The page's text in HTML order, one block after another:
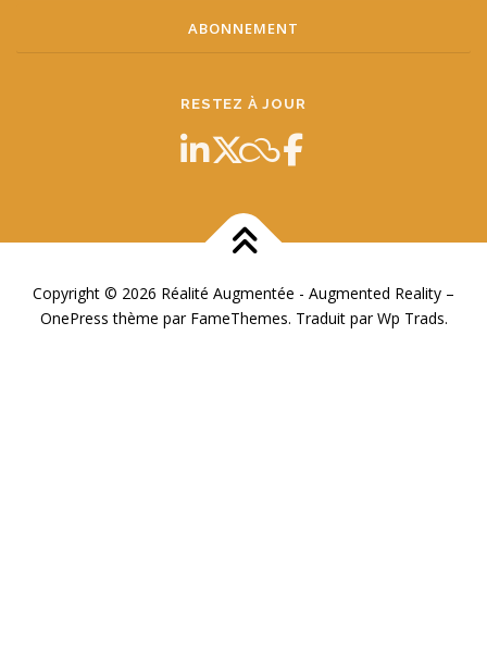
RESTEZ À JOUR
Copyright © 2026 Réalité Augmentée - Augmented Reality –
OnePress thème par FameThemes. Traduit par Wp Trads.